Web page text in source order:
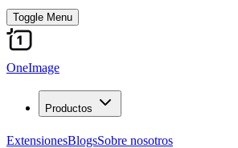
Toggle Menu
OneImage
Productos
ExtensionesBlogsSobre nosotros